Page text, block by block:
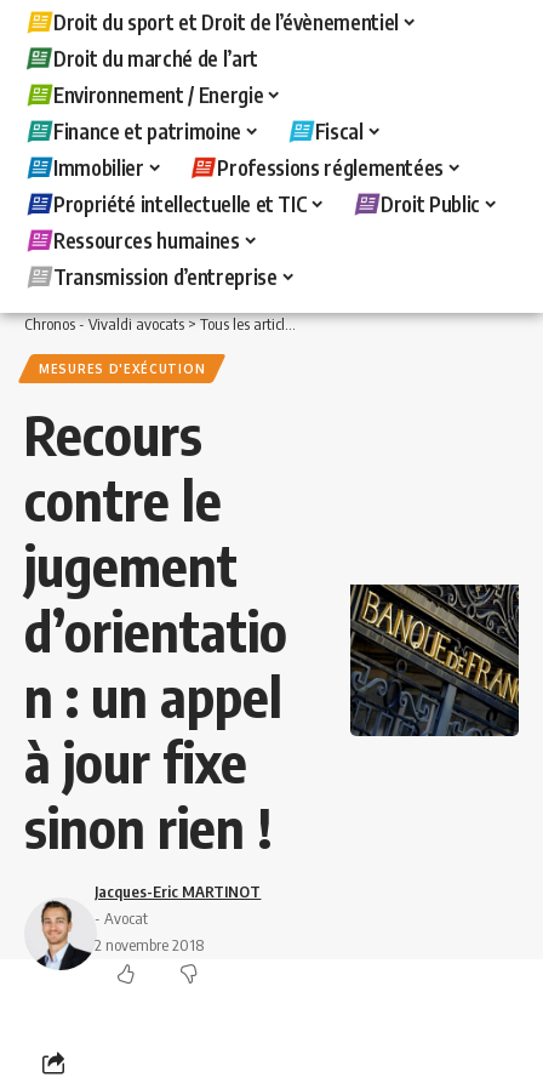
Droit du sport et Droit de l’évènementiel
Droit du marché de l’art
Environnement / Energie
Finance et patrimoine
Fiscal
Immobilier
Professions réglementées
Propriété intellectuelle et TIC
Droit Public
Ressources humaines
Transmission d’entreprise
Chronos - Vivaldi avocats>Tous les articles >Banque / Crédit>Mesures
MESURES D'EXÉCUTION
Recours
contre le
jugement
d’orientatio
n : un appel
à jour fixe
sinon rien !
Jacques-Eric MARTINOT
- Avocat
2 novembre 2018